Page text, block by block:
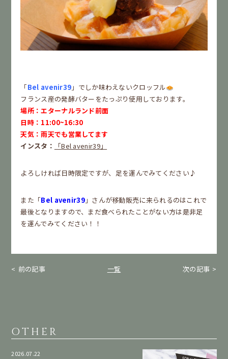
「Bel avenir39 」でしか味わえないクロッフル
フランス産の発酵バターをたっぷり使用しております。
場所：エターナルランド前面
日時：11:00~16:30
天気：雨天でも営業してます
インスタ：
「Bel avenir39」
よろしければ日時限定ですが、足を運んでみてください♪
また「Bel avenir39」さんが移動販売に来られるのはこれで
最後となりますので、まだ食べられたことがない方は是非足
を運んでみてください！！
前の記事 一覧 次の記事
OTHER
2026.07.22